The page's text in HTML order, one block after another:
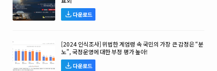
다운로드
[2024 인식조사] 위법한 계엄령 속 국민의 가장 큰 감정은 “분
노”, 국정운영에 대한 부정 평가 높아!
다운로드